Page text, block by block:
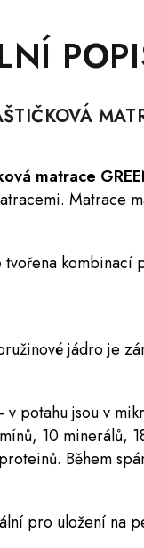
matrace
Matrace
kombinací
jádro je
v potahu jsou v
10 minerálů,
Během
pro uložení na